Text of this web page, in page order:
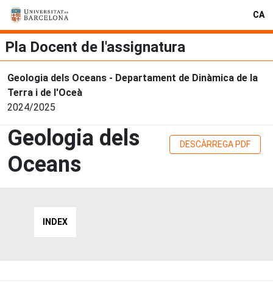
CA
Pla Docent de l'assignatura
Geologia dels Oceans - Departament de Dinàmica de la
Terra i de l'Oceà
2024/2025
Geologia dels
Oceans
DESCÀRREGA PDF
INDEX